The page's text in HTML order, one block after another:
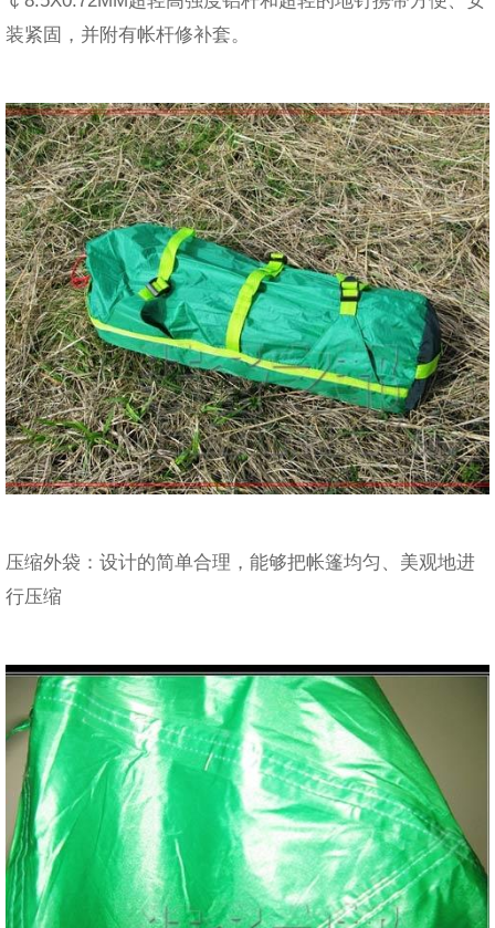
装紧固，并附有帐杆修补套。
压缩外袋：设计的简单合理，能够把帐篷均匀、美观地进
行压缩